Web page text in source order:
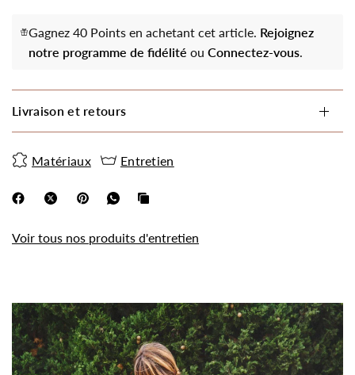
Gagnez 40 Points en achetant cet article. Rejoignez
notre programme de fidélité ouConnectez-vous.
Livraison et retours
Matériaux Entretien
Voir tous nos produits d'entretien